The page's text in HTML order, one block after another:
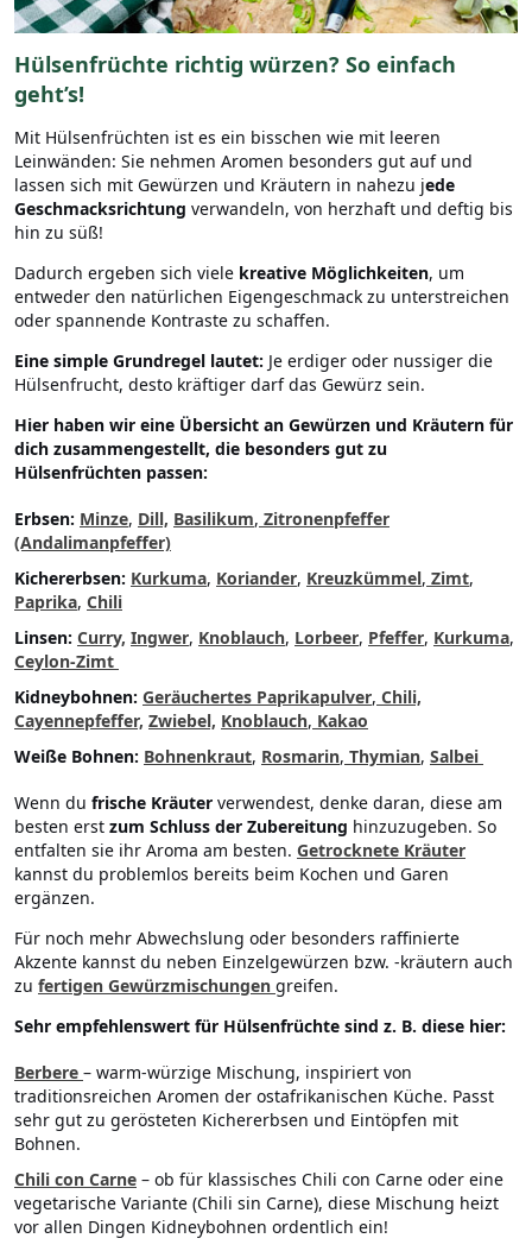
Hülsenfrüchte richtig würzen? So einfach
geht’s!
Mit Hülsenfrüchten ist es ein bisschen wie mit leeren
Leinwänden: Sie nehmen Aromen besonders gut auf und
lassen sich mit Gewürzen und Kräutern in nahezu jede
Geschmacksrichtung verwandeln, von herzhaft und deftig bis
hin zu süß!
Dadurch ergeben sich viele kreative Möglichkeiten, um
entweder den natürlichen Eigengeschmack zu unterstreichen
oder spannende Kontraste zu schaffen.
Eine simple Grundregel lautet: Je erdiger oder nussiger die
Hülsenfrucht, desto kräftiger darf das Gewürz sein.
Hier haben wir eine Übersicht an Gewürzen und Kräutern für
dich zusammengestellt, die besonders gut zu
Hülsenfrüchten passen:
Erbsen: Minze, Dill, Basilikum, Zitronenpfeffer
(Andalimanpfeffer)
Kichererbsen: Kurkuma, Koriander, Kreuzkümmel, Zimt,
Paprika, Chili
Linsen: Curry, Ingwer, Knoblauch, Lorbeer, Pfeffer, Kurkuma,
Ceylon-Zimt
Kidneybohnen: Geräuchertes Paprikapulver, Chili,
Cayennepfeffer, Zwiebel, Knoblauch, Kakao
Weiße Bohnen: Bohnenkraut, Rosmarin, Thymian, Salbei
Wenn du frische Kräuter verwendest, denke daran, diese am
besten erst zum Schluss der Zubereitung hinzuzugeben. So
entfalten sie ihr Aroma am besten. Getrocknete Kräuter
kannst du problemlos bereits beim Kochen und Garen
ergänzen.
Für noch mehr Abwechslung oder besonders raffinierte
Akzente kannst du neben Einzelgewürzen bzw. -kräutern auch
zu fertigen Gewürzmischungen greifen.
Sehr empfehlenswert für Hülsenfrüchte sind z. B. diese hier:
Berbere – warm-würzige Mischung, inspiriert von
traditionsreichen Aromen der ostafrikanischen Küche. Passt
sehr gut zu gerösteten Kichererbsen und Eintöpfen mit
Bohnen.
Chili con Carne – ob für klassisches Chili con Carne oder eine
vegetarische Variante (Chili sin Carne), diese Mischung heizt
vor allen Dingen Kidneybohnen ordentlich ein!